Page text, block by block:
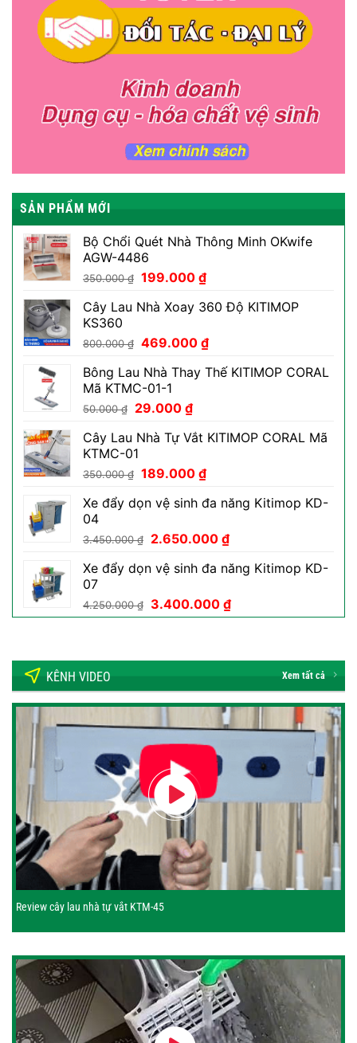
SẢN PHẨM MỚI
Bộ Chổi Quét Nhà Thông Minh OKwife
AGW-4486
350.000₫ Giá
là:
199.000 ₫Giá
tại
199.000 ₫.
Cây Lau Nhà Xoay 360 Độ KITIMOP
KS360
800.000₫ Giá
là:
800.000 ₫.
469.000 ₫Giá
tại
Bông Lau Nhà Thay Thế KITIMOP CORAL
Mã KTMC-01-1
50.000₫
Giá
là:
50.000 ₫.
29.000 ₫Giá
tại
29.000 ₫.
Cây Lau Nhà Tự Vắt KITIMOP CORAL Mã
KTMC-01
350.000₫ Giá
là:
189.000 ₫Giá
tại
189.000 ₫.
Xe đẩy dọn vệ sinh đa năng Kitimop KD-
04
3.450.000₫
Giá
là:
2.650.000 ₫Giá
tại
2.650.000 ₫.
Xe đẩy dọn vệ sinh đa năng Kitimop KD-
07
4.250.000₫
Giá
gốc
3.400.000 ₫Giá
hiện
3.400.000 ₫.
KÊNH VIDEO Xem tất cả
Review cây lau nhà tự vắt KTM-45